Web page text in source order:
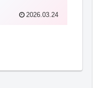
2026.03.24